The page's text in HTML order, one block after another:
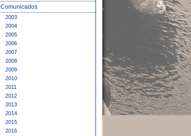
Comunicados
2003
2004
2005
2006
2007
2008
2009
2010
2011
2012
2013
2014
2015
2016